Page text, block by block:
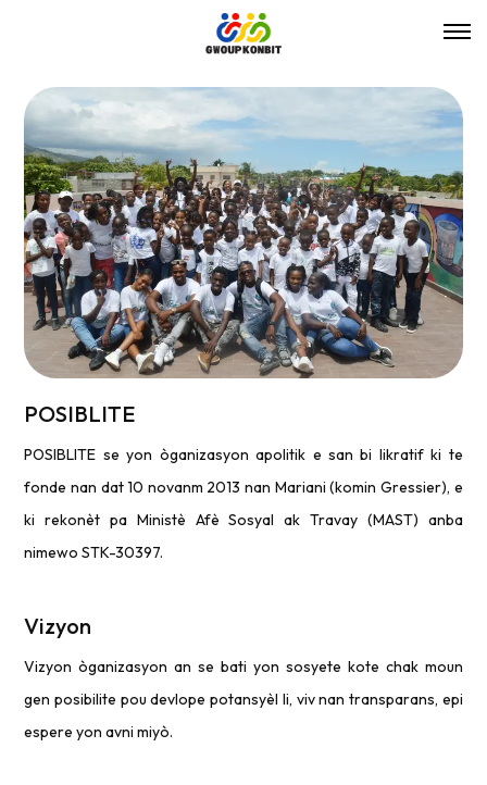
POSIBLITE
POSIBLITE se yon òganizasyon apolitik e san bi likratif ki te
fonde nan dat 10 novanm 2013 nan Mariani (komin Gressier), e
ki rekonèt pa Ministè Afè Sosyal ak Travay (MAST) anba
nimewo STK-30397.
Vizyon
Vizyon òganizasyon an se bati yon sosyete kote chak moun
gen posibilite pou devlope potansyèl li, viv nan transparans, epi
espere yon avni miyò.